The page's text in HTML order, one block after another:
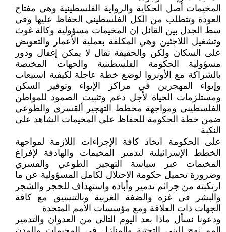
المخيمات أصل الحكاية والرواية الفلسطينية وهي مفتاح
العودة وتتطلب من الكل الفلسطيني الحفاظ عليها وفي
سط الجدل بين القائل إن المخيمات مسؤولية وكالة غوث
وتشغيل اللاجئين وهي المكلفة بعملية الأعمار والتعويض
على السكان ولكن والحقيقة تقال لا يمكن إغفال ودور
مسؤولية الحكومة الفلسطينية والجهات المختصة
بالشراكة مع الأونروا لوضع خطة عاجلة لكيفية استيعاب
وإيواء المهجرين في مراكز الإيواء وتوفير السكن
ومستلزمات الحياة لأجل دعم وتثبيت الصمود للمواطن
الفلسطيني ومواجهة مخطط التهجير ألقسري والطوعي
ضمن خطة الحكومة للحفاظ على المخيمات الشاهد على
النكبة
على الحكومة اتخاذ كافة الإجراءات اللازمة لمواجهة
الخطط الإسرائيلية لتدمير المخيمات والهادفة لإفراغ
المخيمات عبر سياسة التهجير الطوعي والقسري
وضرورة تحميل حكومة الاحتلال لكامل المسؤولية عن ما
ارتكبته من جرائم تدمير وأباده واستهداف للحجر والشجر
والبشر في غزه والضفة الغربية وبالتنسيق مع كافة
الجهات ذات العلاقة ومع مؤسسات الأمم المتحدة
ودعونا نسأل ماذا بعد اليوم التالي من العدوان والتدمير